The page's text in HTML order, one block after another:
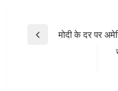
Post
Previous
मोदी के दर पर